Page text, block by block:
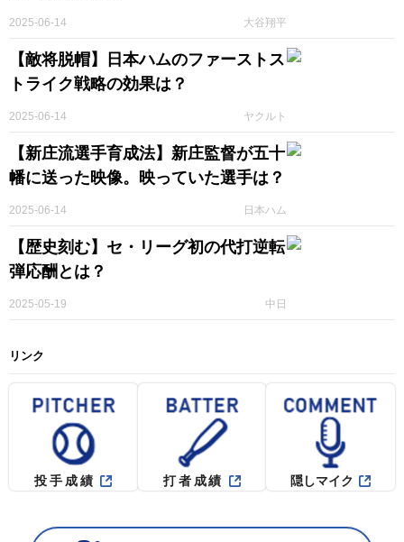
大谷翔平
2025-06-14
【敵将脱帽】日本ハムのファーストス
トライク戦略の効果は？
ヤクルト
2025-06-14
【新庄流選手育成法】新庄監督が五十
幡に送った映像。映っていた選手は？
日本ハム
2025-06-14
【歴史刻む】セ・リーグ初の代打逆転
弾応酬とは？
中日
2025-05-19
リンク
投手成績 打者成績 隠しマイク